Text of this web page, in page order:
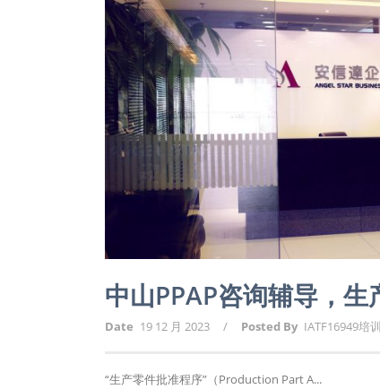
中山PPAP咨询辅导，
Date 19 12 月 2023 / Posted By IATF16949培
“生产零件批准程序”（Production Part A...